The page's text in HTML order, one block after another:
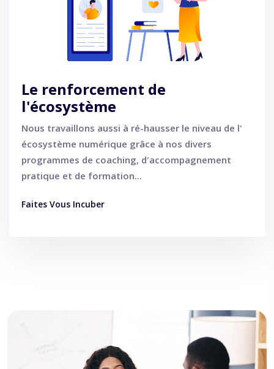
Le renforcement de
l'écosystème
Nous travaillons aussi à ré-hausser le niveau de l'
écosystème numérique grâce à nos divers
programmes de coaching, d'accompagnement
pratique et de formation...
Faites Vous Incuber